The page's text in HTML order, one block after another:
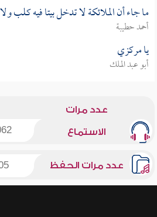
ما جاء أن الملائكة لا تدخل بيتا فيه كلب
أحمد حطيبة
يا مركزي
أبو عبد الملك
عدد مرات
الاستماع
عدد مرات الحفظ